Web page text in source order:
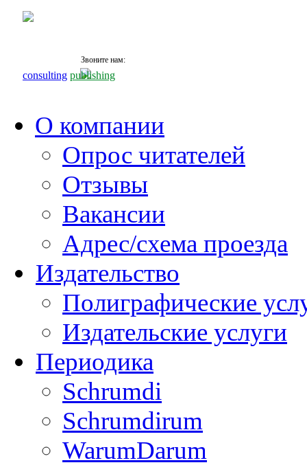
consulting publishing
Звоните нам:
+7 (495)
О компании
Опрос читателей
Отзывы
Вакансии
Адрес/схема проезда
Издательство
Полиграфические
Издательские услуги
Периодика
Schrumdi
Schrumdirum
WarumDarum